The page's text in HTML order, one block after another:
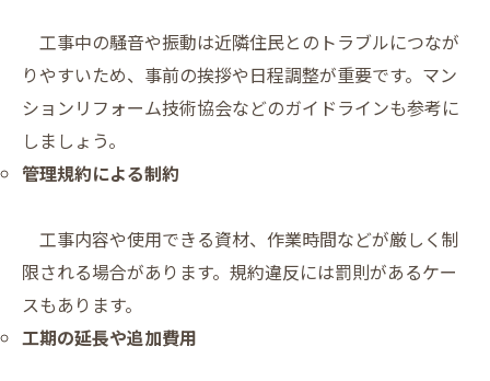
工事中の騒音や振動は近隣住民とのトラブルにつなが
りやすいため、事前の挨拶や日程調整が重要です。マン
ションリフォーム技術協会などのガイドラインも参考に
しましょう。
管理規約による制約
工事内容や使用できる資材、作業時間などが厳しく制
限される場合があります。規約違反には罰則があるケー
スもあります。
工期の延長や追加費用